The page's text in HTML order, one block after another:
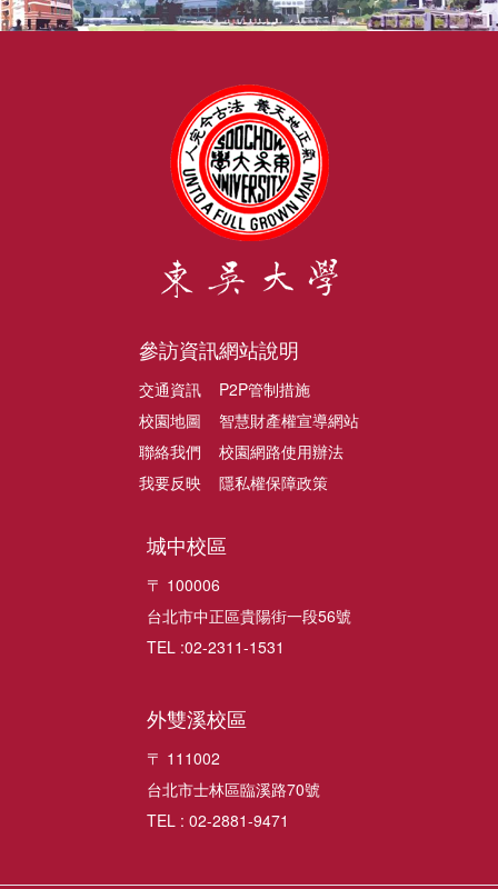
參訪資訊
交通資訊
校園地圖
聯絡我們
我要反映
網站說明
P2P管制措施
智慧財產權宣導網站
校園網路使用辦法
隱私權保障政策
城中校區
〒 100006
台北市中正區貴陽街一段56號
TEL :02-2311-1531
外雙溪校區
〒 111002
台北市士林區臨溪路70號
TEL : 02-2881-9471